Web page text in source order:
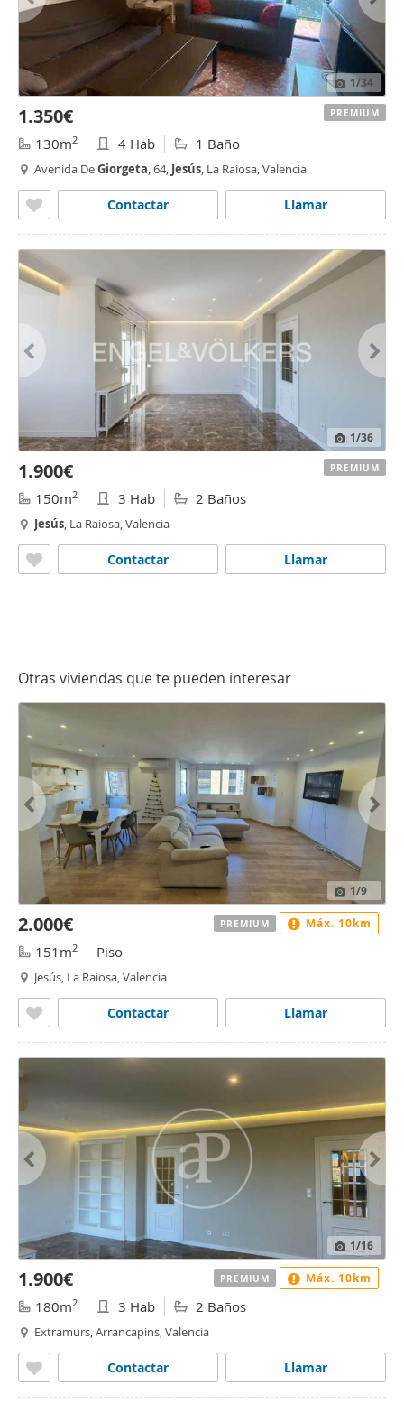
1/34
1.350€
130m2 4 Hab 1 Baño
Avenida DeGiorgeta, 64, Jesús, La Raiosa, Valencia
Llamar
Contactar
PREMIUM
1/36
1.900€
150m2 3 Hab 2 Baños
Jesús, La Raiosa, Valencia
Llamar
Contactar
PREMIUM
Otras viviendas que te pueden interesar
1/9
2.000€
151m2 Piso
Jesús, La Raiosa, Valencia
Llamar
Contactar
PREMIUM Máx. 10km
1/16
1.900€
180m2 3 Hab 2 Baños
Extramurs, Arrancapins, Valencia
Llamar
Contactar
PREMIUM Máx. 10km